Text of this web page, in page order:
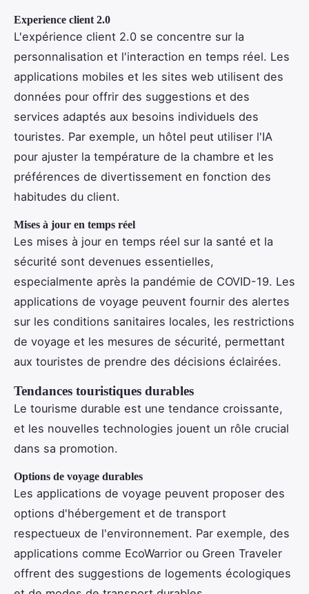
Experience client 2.0
L'expérience client 2.0 se concentre sur la
personnalisation et l'interaction en temps réel. Les
applications mobiles et les sites web utilisent des
données pour offrir des suggestions et des
services adaptés aux besoins individuels des
touristes. Par exemple, un hôtel peut utiliser l'IA
pour ajuster la température de la chambre et les
préférences de divertissement en fonction des
habitudes du client.
Mises à jour en temps réel
Les mises à jour en temps réel sur la santé et la
sécurité sont devenues essentielles,
especialmente après la pandémie de COVID-19. Les
applications de voyage peuvent fournir des alertes
sur les conditions sanitaires locales, les restrictions
de voyage et les mesures de sécurité, permettant
aux touristes de prendre des décisions éclairées.
Tendances touristiques durables
Le tourisme durable est une tendance croissante,
et les nouvelles technologies jouent un rôle crucial
dans sa promotion.
Options de voyage durables
Les applications de voyage peuvent proposer des
options d'hébergement et de transport
respectueux de l'environnement. Par exemple, des
applications comme EcoWarrior ou Green Traveler
offrent des suggestions de logements écologiques